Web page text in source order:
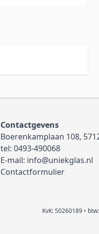
Contactgevens
Boerenkamplaan 108,
tel: 0493-490068
E-mail: info@uniekglas.nl
Contactformulier
KvK: 50260189 •